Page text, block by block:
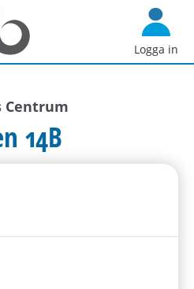
d
r
e
k
t
Logga in
Centrum
14B